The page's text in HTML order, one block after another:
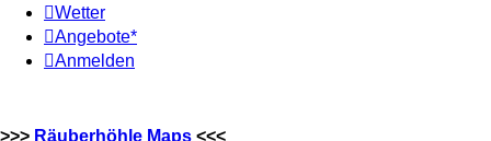
Wetter
Angebote*
Anmelden
>>> Räuberhöhle Maps <<<